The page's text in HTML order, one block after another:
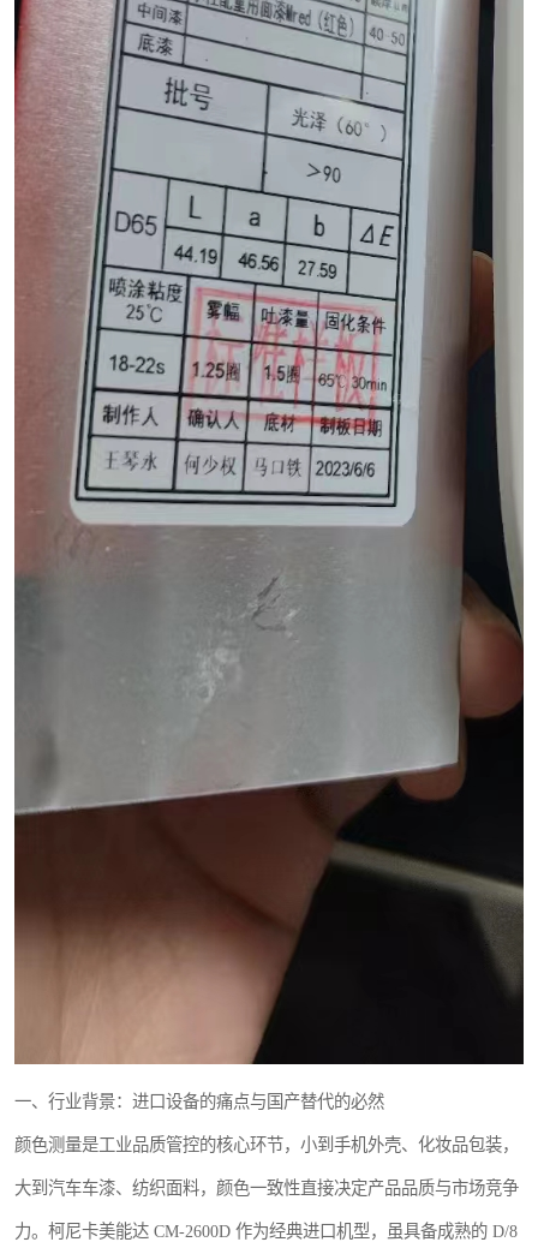
一、行业背景：进口设备的痛点与国产替代的必然
颜色测量是工业品质管控的核心环节，小到手机外壳、化妆品包装，
大到汽车车漆、纺织面料，颜色一致性直接决定产品品质与市场竞争
力。柯尼卡美能达 CM-2600D 作为经典进口机型，虽具备成熟的 D/8